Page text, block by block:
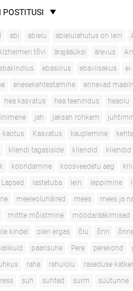
POSTITUSI
abi abielu abielulahutus on lein
tõvi ärajääüksi ärevus
ebasiirus ebaviisakus ei
enesekehtestamine erinevad
hea kasvatus hea teenindus heaolu
inimene jah jaksan rohkem
kaotus Kasvatus kauplemine
kliendi tagasiside kliendid kliendid
koondamine koosveedetu aeg
Lapsed lastetuba lein leppimine
meeleoluhäired mees mees ja
mittte mõistmine möödarääkimised
kindel olen ergas õlu õnn
paarisuhe Pere perekond
raha rahulolu raseduse
suh suhted surm süütunne